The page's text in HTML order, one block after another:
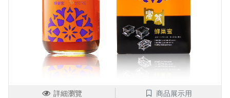
詳細瀏覽 商品展示用